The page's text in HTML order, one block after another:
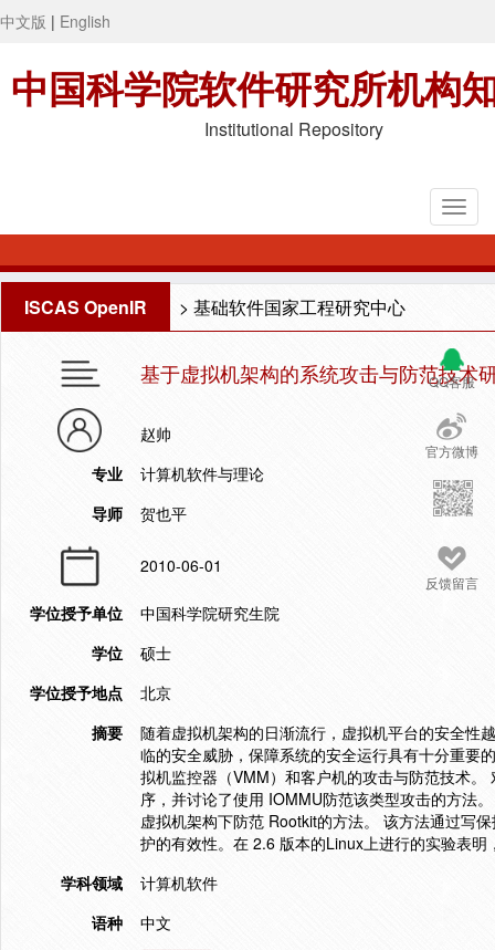
中文版 | English
中国科学院软件研究所机构
Institutional Repository
ISCAS OpenIR > 基础软件国家工程研究中心
QQ客服
官方微博
反馈留言
基于虚拟机架构的系统攻击与防范技术
赵帅
专业
计算机软件与理论
导师
贺也平
2010-06-01
学位授予单位
中国科学院研究生院
学位
硕士
学位授予地点
北京
摘要
随着虚拟机架构的日渐流行，虚拟机平台的安全性
临的安全威胁，保障系统的安全运行具有十分重要
拟机监控器（VMM）和客户机的攻击与防范技术
序，并讨论了使用 IOMMU防范该类型攻击的方法
虚拟机架构下防范 Rootkit的方法。 该方法通过写
护的有效性。在 2.6 版本的Linux上进行的实验表
学科领域
计算机软件
语种
中文